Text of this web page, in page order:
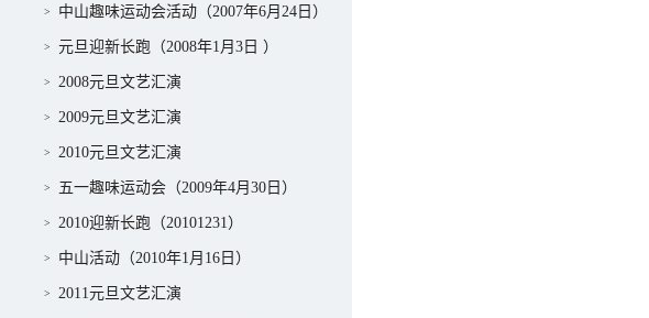
中山趣味运动会活动（2007年6月24日）
元旦迎新长跑（2008年1月3日 ）
2008元旦文艺汇演
2009元旦文艺汇演
2010元旦文艺汇演
五一趣味运动会（2009年4月30日）
2010迎新长跑（20101231）
中山活动（2010年1月16日）
2011元旦文艺汇演